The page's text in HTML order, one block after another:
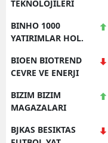
TEKNOLOJILERI
BINHO 1000
YATIRIMLAR HOL.
BIOEN BIOTREND
CEVRE VE ENERJI
BIZIM BIZIM
MAGAZALARI
BJKAS BESIKTAS